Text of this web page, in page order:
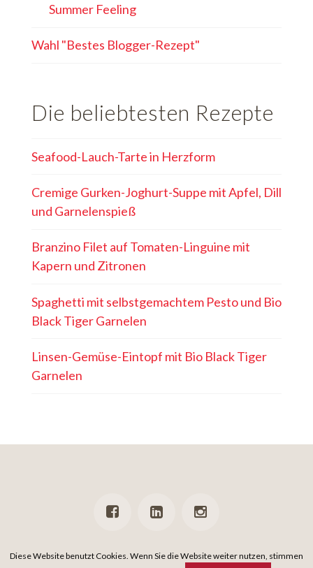
Summer Feeling
Wahl "Bestes Blogger-Rezept"
Die beliebtesten Rezepte
Seafood-Lauch-Tarte in Herzform
Cremige Gurken-Joghurt-Suppe mit Apfel, Dill
und Garnelenspieß
Branzino Filet auf Tomaten-Linguine mit
Kapern und Zitronen
Spaghetti mit selbstgemachtem Pesto und Bio
Black Tiger Garnelen
Linsen-Gemüse-Eintopf mit Bio Black Tiger
Garnelen
PRESSE NEWSLETTER DATENSCHUTZ IMPRESSUM
Diese Website benutzt Cookies. Wenn Sie die Website weiter nutzen, stimmen